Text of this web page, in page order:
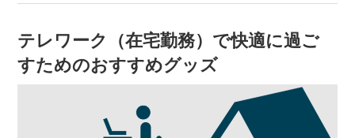
テレワーク（在宅勤務）で快適に過ご
すためのおすすめグッズ